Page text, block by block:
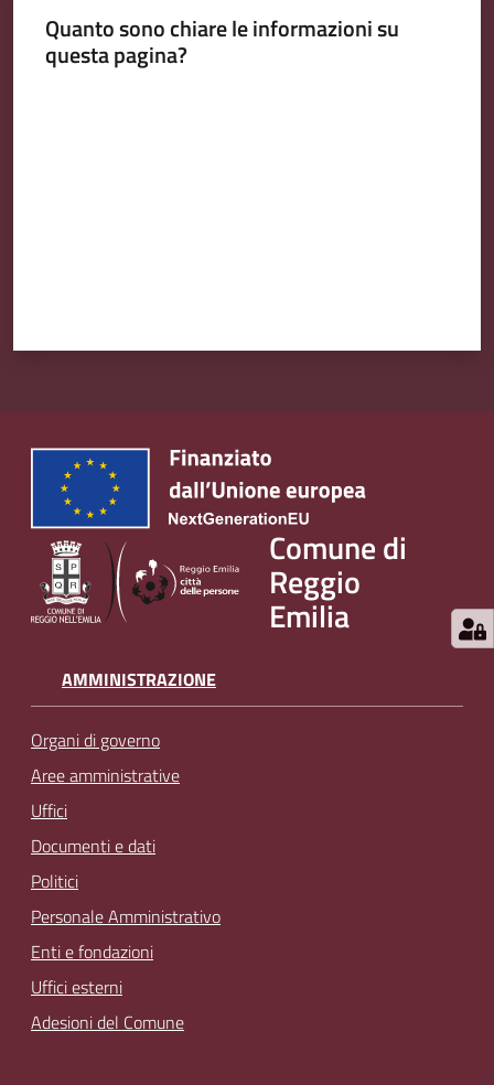
Quanto sono chiare le informazioni su
questa pagina?
Comune di
Reggio
Emilia
AMMINISTRAZIONE
Organi di governo
Aree amministrative
Uffici
Documenti e dati
Politici
Personale Amministrativo
Enti e fondazioni
Uffici esterni
Adesioni del Comune